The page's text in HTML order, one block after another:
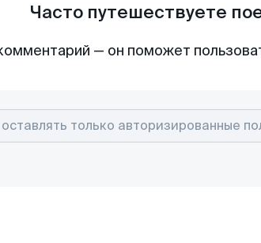
Часто путешествуете
— он поможет